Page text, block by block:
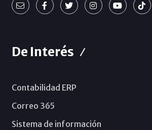
De Interés
Contabilidad ERP
Correo 365
Sistema de información